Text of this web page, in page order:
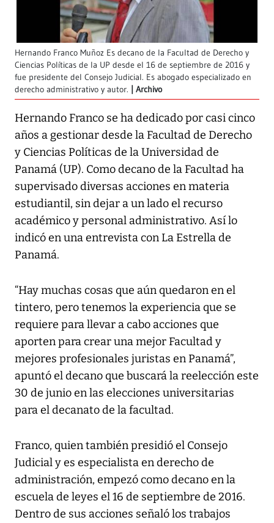
Hernando Franco Muñoz Es decano de la Facultad de Derecho y
Ciencias Políticas de la UP desde el 16 de septiembre de 2016 y
fue presidente del Consejo Judicial. Es abogado especializado en
derecho administrativo y autor.
Archivo
Hernando Franco se ha dedicado por casi cinco
años a gestionar desde la Facultad de Derecho
y Ciencias Políticas de la Universidad de
Panamá (UP). Como decano de la Facultad ha
supervisado diversas acciones en materia
estudiantil, sin dejar a un lado el recurso
académico y personal administrativo. Así lo
indicó en una entrevista conLa Estrella de
Panamá.
“Hay muchas cosas que aún quedaron en el
tintero, pero tenemos la experiencia que se
requiere para llevar a cabo acciones que
aporten para crear una mejor Facultad y
mejores profesionales juristas en Panamá”,
apuntó el decano que buscará la reelección este
30 de junio en las elecciones universitarias
para el decanato de la facultad.
Franco, quien también presidió el Consejo
Judicial y es especialista en derecho de
administración, empezó como decano en la
escuela de leyes el 16 de septiembre de 2016.
Dentro de sus acciones señaló los trabajos